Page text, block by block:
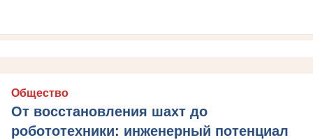
Общество
От восстановления шахт до
робототехники: инженерный потенциал